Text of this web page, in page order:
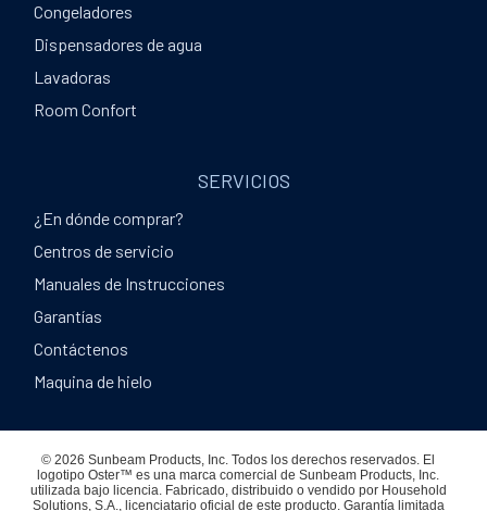
Congeladores
Dispensadores de agua
Lavadoras
Room Confort
SERVICIOS
¿En dónde comprar?
Centros de servicio
Manuales de Instrucciones
Garantías
Contáctenos
Maquina de hielo
© 2026 Sunbeam Products, Inc. Todos los derechos reservados. El
logotipo Oster™ es una marca comercial de Sunbeam Products, Inc.
utilizada bajo licencia. Fabricado, distribuido o vendido por Household
Solutions, S.A., licenciatario oficial de este producto. Garantía limitada